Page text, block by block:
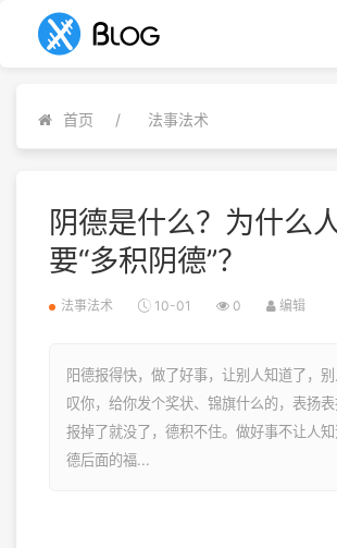
首页 法事法术
阴德是什么？为什么
要“多积阴德”？
法事法术 10-01 0 编辑
阳德报得快，做了好事，让别人知道了，
叹你，给你发个奖状、锦旗什么的，表扬表
报掉了就没了，德积不住。做好事不让人
德后面的福...